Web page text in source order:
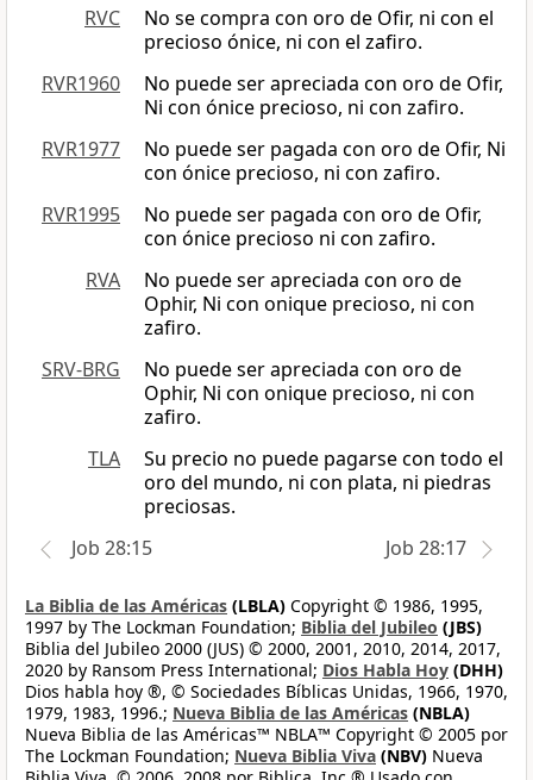
RVC
No se compra con oro de Ofir, ni con el
precioso ónice, ni con el zafiro.
RVR1960
No puede ser apreciada con oro de Ofir,
Ni con ónice precioso, ni con zafiro.
RVR1977
No puede ser pagada con oro de Ofir, Ni
con ónice precioso, ni con zafiro.
RVR1995
No puede ser pagada con oro de Ofir,
con ónice precioso ni con zafiro.
RVA
No puede ser apreciada con oro de
Ophir, Ni con onique precioso, ni con
zafiro.
SRV-BRG
No puede ser apreciada con oro de
Ophir, Ni con onique precioso, ni con
zafiro.
TLA
Su precio no puede pagarse con todo el
oro del mundo, ni con plata, ni piedras
preciosas.
Job 28:15
Job 28:17
La Biblia de las Américas (LBLA) Copyright © 1986, 1995,
1997 by The Lockman Foundation; Biblia del Jubileo (JBS)
Biblia del Jubileo 2000 (JUS) © 2000, 2001, 2010, 2014, 2017,
2020 by Ransom Press International; Dios Habla Hoy (DHH)
Dios habla hoy ®, © Sociedades Bíblicas Unidas, 1966, 1970,
1979, 1983, 1996.; Nueva Biblia de las Américas (NBLA)
Nueva Biblia de las Américas™ NBLA™ Copyright © 2005 por
The Lockman Foundation; Nueva Biblia Viva (NBV) Nueva